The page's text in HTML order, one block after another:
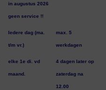
in augustus 2026
geen service !!
Iedere dag (ma.
t/m vr.)
max. 5
werkdagen
elke 1e di. vd
maand.
4 dagen later op
zaterdag na
12.00